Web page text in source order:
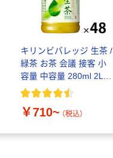
キリンビバレッジ 生茶 /
緑茶 お茶 会議 接客 小
容量 中容量 280ml 2L
ペットボトル 紙パック
￥710~ （税込）